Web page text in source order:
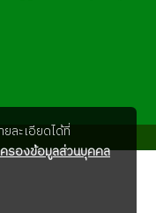
ละเอียดได้ที่
รองข้อมูลส่วนบุคคล